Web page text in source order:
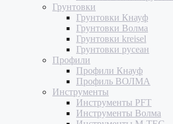
Грунтовки
Грунтовки Кнауф
Грунтовки Волма
Грунтовки kreisel
Грунтовки русеан
Профили
Профили Кнауф
Профиль ВОЛМА
Инструменты
Инструменты PFT
Инструменты Волма